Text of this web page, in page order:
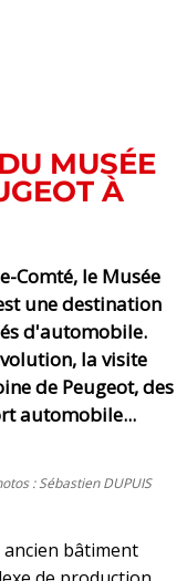
MUSÉE
À
Comté, le Musée
une destination
d'automobile.
la visite
de Peugeot, des
automobile...
: Sébastien DUPUIS
bâtiment